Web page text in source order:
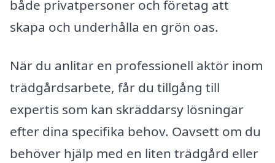
både privatpersoner och företag att
skapa och underhålla en grön oas.
När du anlitar en professionell aktör inom
trädgårdsarbete, får du tillgång till
expertis som kan skräddarsy lösningar
efter dina specifika behov. Oavsett om du
behöver hjälp med en liten trädgård eller